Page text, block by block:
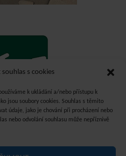
s cookies
k ukládání a/nebo přístupu k
jsou soubory cookies. Souhlas s těmito
údaje, jako je chování při procházení nebo
nebo odvolání souhlasu může nepříznivě